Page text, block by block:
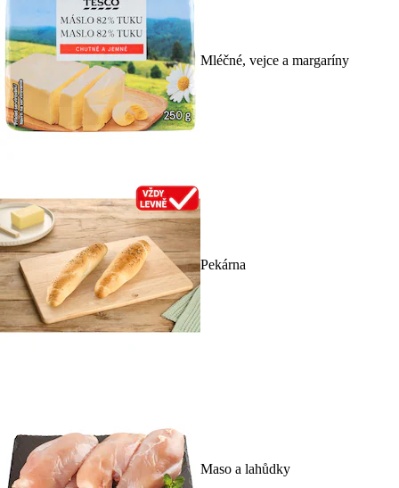
Mléčné, vejce a margaríny
Pekárna
Maso a lahůdky